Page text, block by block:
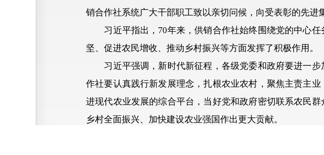
销合作社系统广大干部职工致以亲切问候，向受表彰的先进
习近平指出，70年来，供销合作社始终围绕党的中心任
坚、促进农民增收、推动乡村振兴等方面发挥了积极作用。
习近平强调，新时代新征程，各级党委和政府要进一步
作社要认真践行新发展理念，扎根农业农村，聚焦主责主
进现代农业发展的综合平台，当好党和政府密切联系农民
乡村全面振兴、加快建设农业强国作出更大贡献。